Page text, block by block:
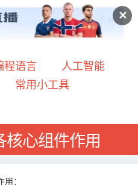
✕
程语言
人工智能
常用小工具
核心组件作用
：